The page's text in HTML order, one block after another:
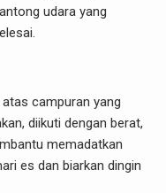
udara yang
campuran yang
diikuti dengan berat,
memadatkan
es dan biarkan dingin